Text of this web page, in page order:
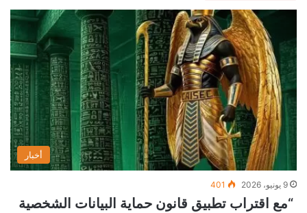
أخبار
9 يونيو، 2026 401
“مع اقتراب تطبيق قانون حماية البيانات الشخصية